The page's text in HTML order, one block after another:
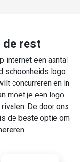
de rest
internet een aantal
schoonheids logo
concurreren en in
moet je een logo
De door ons
de beste optie om